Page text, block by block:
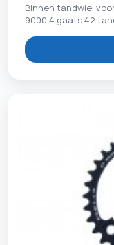
Binnen tandwiel
9000 4 gaats 42